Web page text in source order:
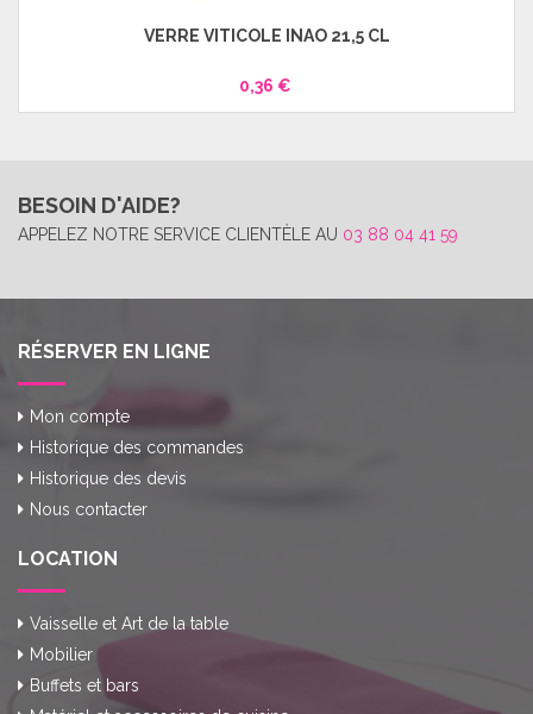
VERRE VITICOLE INAO 21,5 CL
0,36 €
BESOIN D'AIDE?
APPELEZ NOTRE SERVICE CLIENTÈLE AU 03 88 04 41 59
RÉSERVER EN LIGNE
Mon compte
Historique des commandes
Historique des devis
Nous contacter
LOCATION
Vaisselle et Art de la table
Mobilier
Buffets et bars